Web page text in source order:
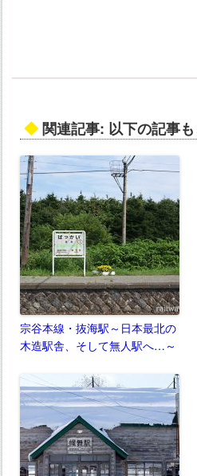
◆関連記事: 以下の記事も
宗谷本線・抜海駅～日本最北の
木造駅舎、そして無人駅へ…～